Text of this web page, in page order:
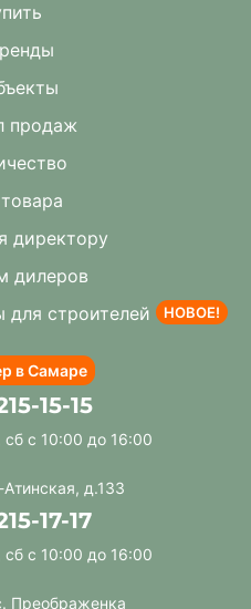
продаж
директору
дилеров
для строителей
НОВОЕ!
в Самаре
15-15
с 10:00 до 16:00
д.133
17-17
с 10:00 до 16:00
Преображенка